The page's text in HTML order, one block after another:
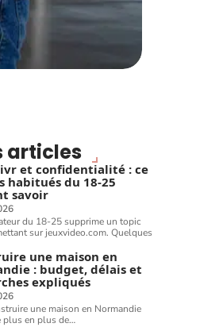
articles
et confidentialité : ce
habitués du 18-25
savoir
du 18-25 supprime un topic
sur jeuxvideo.com. Quelques
une maison en
: budget, délais et
expliqués
une maison en Normandie
plus en plus de…